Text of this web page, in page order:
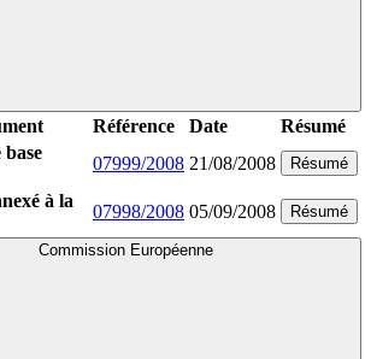
Référence Date
Résumé
07999/2008 21/08/2008 Résumé
à la
07998/2008 05/09/2008 Résumé
Commission Européenne